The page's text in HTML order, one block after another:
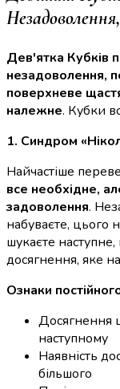
Дев'ятка Кубків
незадоволення,
поверхневе
належне. Кубки
1. Синдром
Найчастіше
все необхідне,
задоволення.
набуваєте, цього
шукаєте
досягнення, яке
Ознаки
Досягнення
наступному
Наявність
більшого